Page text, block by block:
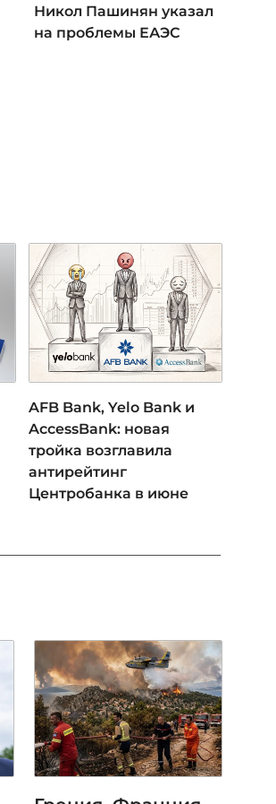
Никол Пашинян указал
на проблемы ЕАЭС
AFB Bank, Yelo Bank и
AccessBank: новая
тройка возглавила
антирейтинг
Центробанка в июне